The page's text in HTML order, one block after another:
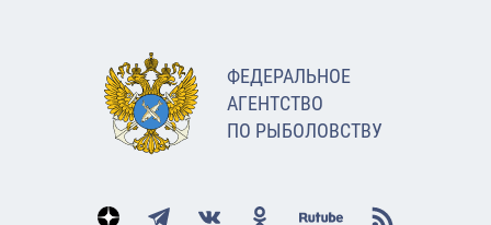
ФЕДЕРАЛЬНОЕ
АГЕНТСТВО
ПО РЫБОЛОВСТВУ